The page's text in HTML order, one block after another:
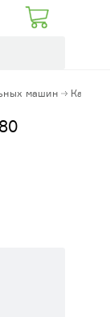
машин